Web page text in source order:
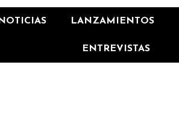
LANZAMIENTOS
ENTREVISTAS